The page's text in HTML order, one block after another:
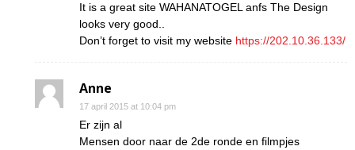
It is a great site WAHANATOGEL anfs The Design
looks very good..
Don’t forget to visit my website https://202.10.36.133/
Anne
17 april 2015 at 10:04 pm
Er zijn al
Mensen door naar de 2de ronde en filmpjes